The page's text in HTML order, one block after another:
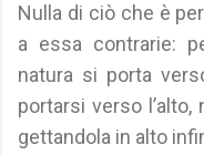
Nulla di ciò che è
a essa contrarie:
natura si porta
portarsi verso
gettandola in alto